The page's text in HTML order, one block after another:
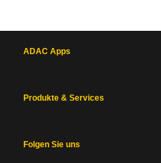
ADAC Apps
Produkte & Services
Folgen Sie uns